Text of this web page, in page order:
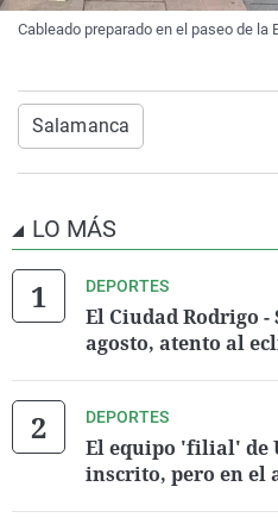
Cableado preparado en el paseo de la
Salamanca
LO MÁS
DEPORTES
El Ciudad Rodrigo -
agosto, atento al
DEPORTES
El equipo 'filial' de
inscrito, pero en el